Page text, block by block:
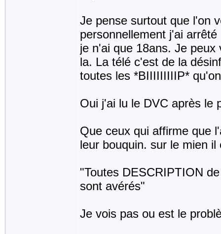
Je pense surtout que l'on
personnellement j'ai
je n'ai que 18ans. Je
la. La télé c'est de la
toutes les *BIIIIIIIIIP*
Oui j'ai lu le DVC après le
Que ceux qui affirme que
leur bouquin. sur le mien il
"Toutes DESCRIPTION
sont avérés"
Je vois pas ou est le